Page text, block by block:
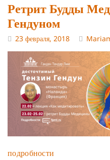
Ретрит Будды
Гендуном
23 февраля, 2018
подробности